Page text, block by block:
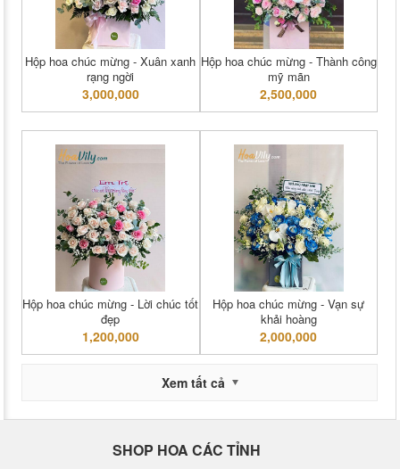
Hộp hoa chúc mừng - Xuân xanh
rạng ngời
3,000,000
Hộp hoa chúc mừng - Thành công
mỹ mãn
2,500,000
Hộp hoa chúc mừng - Lời chúc tốt
đẹp
1,200,000
Hộp hoa chúc mừng - Vạn sự
khải hoàng
2,000,000
Xem tất cả
SHOP HOA CÁC TỈNH